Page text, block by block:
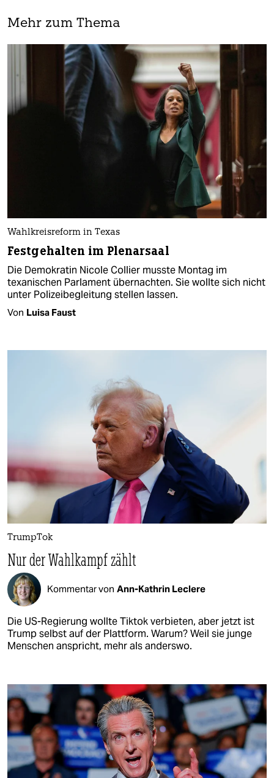
Mehr zum Thema
Wahlkreisreform in Texas
Festgehalten im Plenarsaal
Die Demokratin Nicole Collier musste Montag im
texanischen Parlament übernachten. Sie wollte sich nicht
unter Polizeibegleitung stellen lassen.
Von Luisa Faust
TrumpTok
Nur der Wahlkampf zählt
Kommentar von Ann-Kathrin Leclere
Die US-Regierung wollte Tiktok verbieten, aber jetzt ist
Trump selbst auf der Plattform. Warum? Weil sie junge
Menschen anspricht, mehr als anderswo.